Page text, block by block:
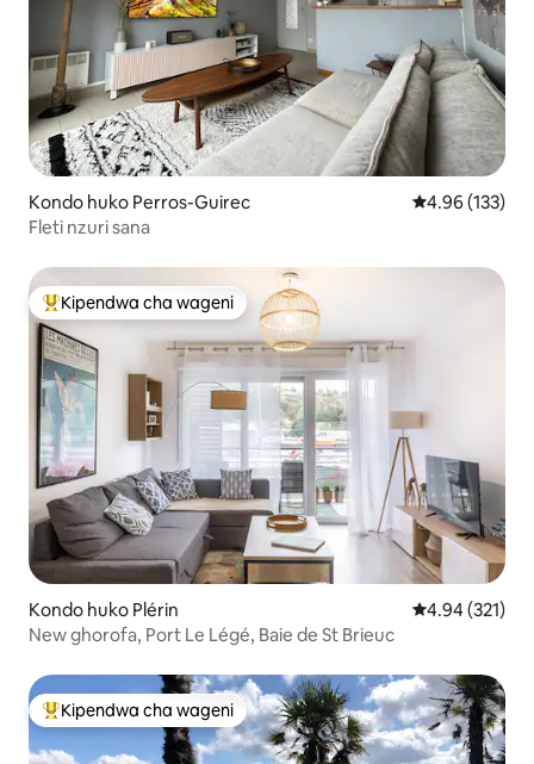
Kondo huko Perros-Guirec Ukadiriaji wa
4.96 (133)
Fleti nzuri sana
Kipendwa maarufu cha wageni
Kipendwa cha wageni
Kondo huko Plérin Ukadiriaji wa
4.94 (321)
New ghorofa, Port Le Légé, Baie de St Brieuc
Kipendwa maarufu cha wageni
Kipendwa cha wageni